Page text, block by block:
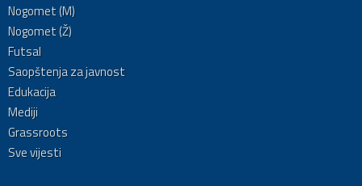
Nogomet (M)
Nogomet (Ž)
Futsal
Saopštenja za javnost
Edukacija
Mediji
Grassroots
Sve vijesti